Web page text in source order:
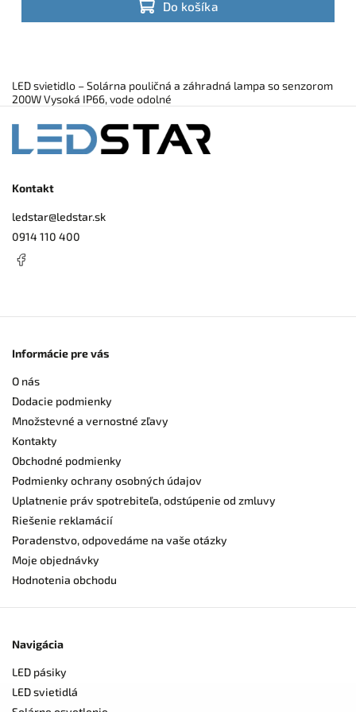
Do košíka
LED svietidlo – Solárna pouličná a záhradná lampa so senzorom
200W Vysoká IP66, vode odolné
Kontakt
ledstar@ledstar.sk
0914 110 400
Informácie pre vás
O nás
Dodacie podmienky
Množstevné a vernostné zľavy
Kontakty
Obchodné podmienky
Podmienky ochrany osobných údajov
Uplatnenie práv spotrebiteľa, odstúpenie od zmluvy
Riešenie reklamácií
Poradenstvo, odpovedáme na vaše otázky
Moje objednávky
Hodnotenia obchodu
Navigácia
LED pásiky
LED svietidlá